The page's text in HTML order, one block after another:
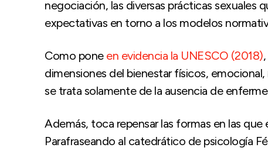
negociación, las diversas prácticas sexuales
expectativas en torno a los modelos
Como pone en evidencia la UNESCO (2018)
dimensiones del bienestar físicos,
se trata solamente de la ausencia de
Además, toca repensar las formas en las
Parafraseando al catedrático de psicología